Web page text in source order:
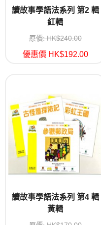
讀故事學語法系列 第2 輯
紅輯
原價: HK$240.00
優惠價 HK$192.00
讀故事學語法系列 第4 輯
黃輯